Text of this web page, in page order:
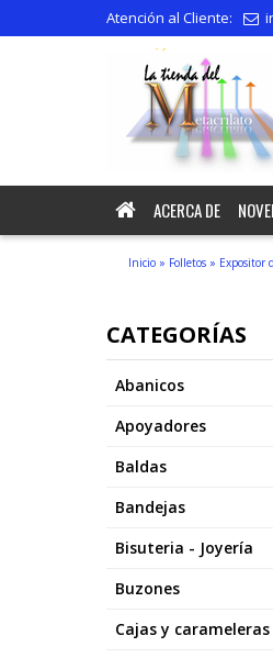
Atención al Cliente:
recepción.
ACERCA DE
Inicio » Folletos » Expositor
CATEGORÍAS
Abanicos
Apoyadores
Baldas
Bandejas
Bisuteria - Joyería
Buzones
Cajas y carameleras